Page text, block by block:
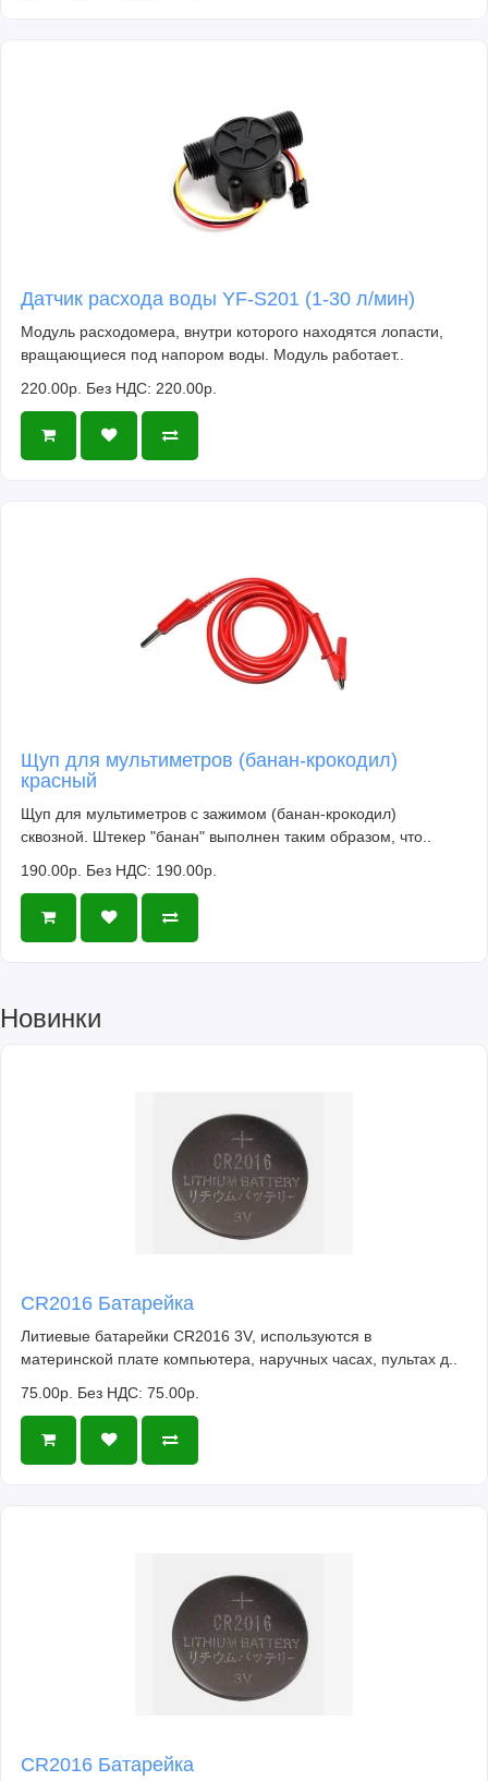
Датчик расхода воды YF-S201 (1-30 л/мин)
Модуль расходомера, внутри которого находятся лопасти,
вращающиеся под напором воды. Модуль работает..
220.00р. Без НДС: 220.00р.
Щуп для мультиметров (банан-крокодил)
красный
Щуп для мультиметров с зажимом (банан-крокодил)
сквозной. Штекер "банан" выполнен таким образом, что..
190.00р. Без НДС: 190.00р.
Новинки
CR2016 Батарейка
Литиевые батарейки CR2016 3V, используются в
материнской плате компьютера, наручных часах, пультах д..
75.00р. Без НДС: 75.00р.
CR2016 Батарейка